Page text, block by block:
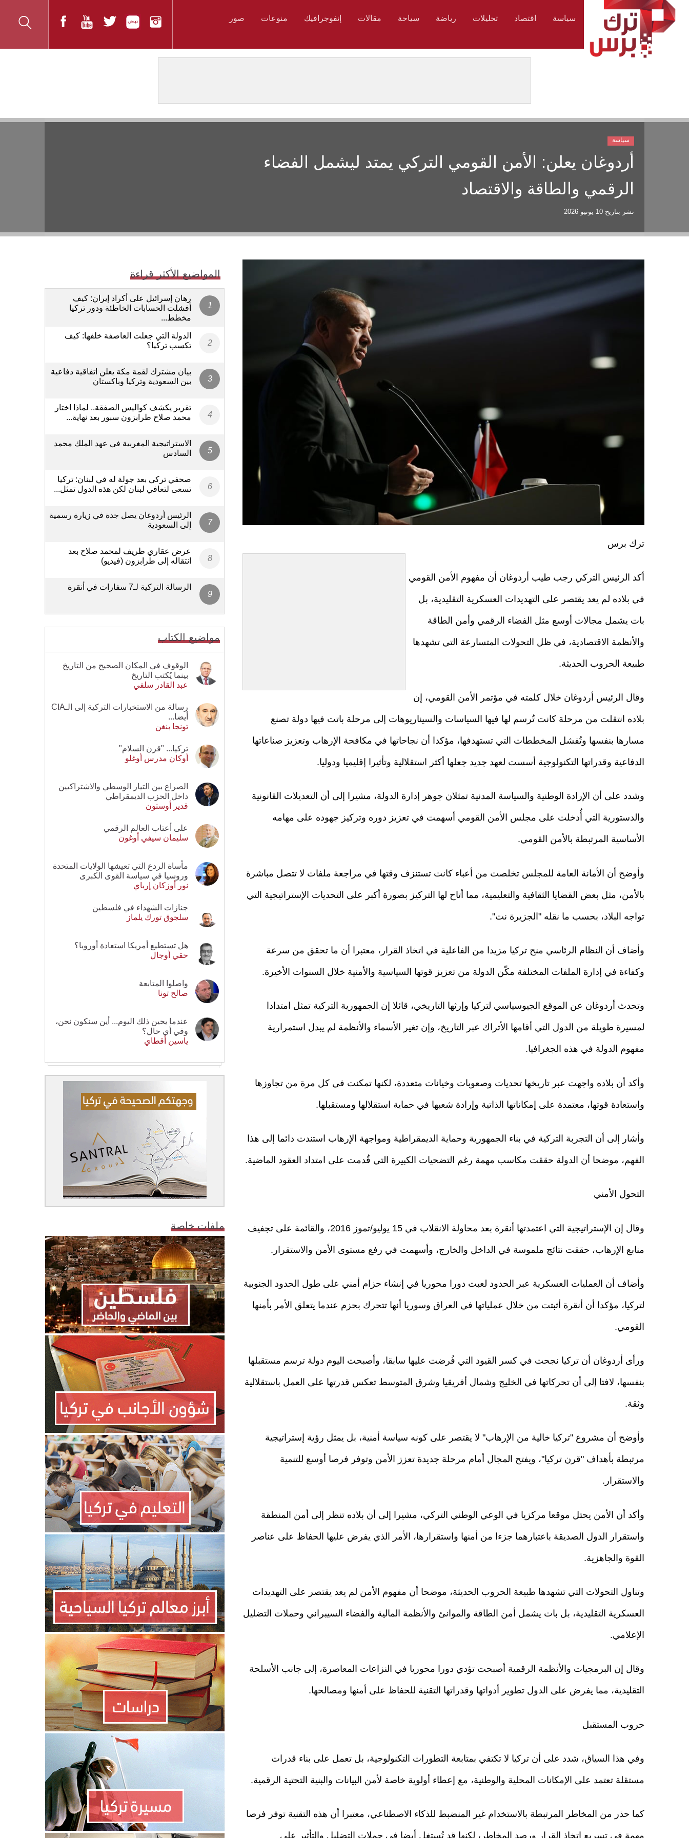
سياسة اقتصاد تحليلات رياضة سياحة مقالات إنفوجرافيك منوعات صور
أردوغان يعلن: الأمن القومي التركي يمتد ليشمل الفضاء
الرقمي والطاقة والاقتصاد
نشر بتاريخ 10 يونيو 2026
سياسة
ترك برس
أكد الرئيس التركي رجب طيب أردوغان أن مفهوم الأمن القومي
في بلاده لم يعد يقتصر على التهديدات العسكرية التقليدية، بل
بات يشمل مجالات أوسع مثل الفضاء الرقمي وأمن الطاقة
والأنظمة الاقتصادية، في ظل التحولات المتسارعة التي تشهدها
طبيعة الحروب الحديثة.
وقال الرئيس أردوغان خلال كلمته في مؤتمر الأمن القومي، إن
بلاده انتقلت من مرحلة كانت تُرسم لها فيها السياسات والسيناريوهات إلى مرحلة باتت فيها دولة تصنع
مسارها بنفسها وتُفشل المخططات التي تستهدفها، مؤكدا أن نجاحاتها في مكافحة الإرهاب وتعزيز صناعاتها
الدفاعية وقدراتها التكنولوجية أسست لعهد جديد جعلها أكثر استقلالية وتأثيرا إقليميا ودوليا.
وشدد على أن الإرادة الوطنية والسياسة المدنية تمثلان جوهر إدارة الدولة، مشيرا إلى أن التعديلات القانونية
والدستورية التي أُدخلت على مجلس الأمن القومي أسهمت في تعزيز دوره وتركيز جهوده على مهامه
الأساسية المرتبطة بالأمن القومي.
وأوضح أن الأمانة العامة للمجلس تخلصت من أعباء كانت تستنزف وقتها في مراجعة ملفات لا تتصل مباشرة
بالأمن، مثل بعض القضايا الثقافية والتعليمية، مما أتاح لها التركيز بصورة أكبر على التحديات الإستراتيجية التي
تواجه البلاد، بحسب ما نقله "الجزيرة نت".
وأضاف أن النظام الرئاسي منح تركيا مزيدا من الفاعلية في اتخاذ القرار، معتبرا أن ما تحقق من سرعة
وكفاءة في إدارة الملفات المختلفة مكّن الدولة من تعزيز قوتها السياسية والأمنية خلال السنوات الأخيرة.
وتحدث أردوغان عن الموقع الجيوسياسي لتركيا وإرثها التاريخي، قائلا إن الجمهورية التركية تمثل امتدادا
لمسيرة طويلة من الدول التي أقامها الأتراك عبر التاريخ، وإن تغير الأسماء والأنظمة لم يبدل استمرارية
مفهوم الدولة في هذه الجغرافيا.
وأكد أن بلاده واجهت عبر تاريخها تحديات وصعوبات وخيانات متعددة، لكنها تمكنت في كل مرة من تجاوزها
واستعادة قوتها، معتمدة على إمكاناتها الذاتية وإرادة شعبها في حماية استقلالها ومستقبلها.
وأشار إلى أن التجربة التركية في بناء الجمهورية وحماية الديمقراطية ومواجهة الإرهاب استندت دائما إلى هذا
الفهم، موضحا أن الدولة حققت مكاسب مهمة رغم التضحيات الكبيرة التي قُدمت على امتداد العقود الماضية.
التحول الأمني
وقال إن الإستراتيجية التي اعتمدتها أنقرة بعد محاولة الانقلاب في 15 يوليو/تموز 2016، والقائمة على تجفيف
منابع الإرهاب، حققت نتائج ملموسة في الداخل والخارج، وأسهمت في رفع مستوى الأمن والاستقرار.
وأضاف أن العمليات العسكرية عبر الحدود لعبت دورا محوريا في إنشاء حزام أمني على طول الحدود الجنوبية
لتركيا، مؤكدا أن أنقرة أثبتت من خلال عملياتها في العراق وسوريا أنها تتحرك بحزم عندما يتعلق الأمر بأمنها
القومي.
ورأى أردوغان أن تركيا نجحت في كسر القيود التي فُرضت عليها سابقا، وأصبحت اليوم دولة ترسم مستقبلها
بنفسها، لافتا إلى أن تحركاتها في الخليج وشمال أفريقيا وشرق المتوسط تعكس قدرتها على العمل باستقلالية
وثقة.
وأوضح أن مشروع "تركيا خالية من الإرهاب" لا يقتصر على كونه سياسة أمنية، بل يمثل رؤية إستراتيجية
مرتبطة بأهداف "قرن تركيا"، ويفتح المجال أمام مرحلة جديدة تعزز الأمن وتوفر فرصا أوسع للتنمية
والاستقرار.
وأكد أن الأمن يحتل موقعا مركزيا في الوعي الوطني التركي، مشيرا إلى أن بلاده تنظر إلى أمن المنطقة
واستقرار الدول الصديقة باعتبارهما جزءا من أمنها واستقرارها، الأمر الذي يفرض عليها الحفاظ على عناصر
القوة والجاهزية.
وتناول التحولات التي تشهدها طبيعة الحروب الحديثة، موضحا أن مفهوم الأمن لم يعد يقتصر على التهديدات
العسكرية التقليدية، بل بات يشمل أمن الطاقة والموانئ والأنظمة المالية والفضاء السيبراني وحملات التضليل
الإعلامي.
وقال إن البرمجيات والأنظمة الرقمية أصبحت تؤدي دورا محوريا في النزاعات المعاصرة، إلى جانب الأسلحة
التقليدية، مما يفرض على الدول تطوير أدواتها وقدراتها التقنية للحفاظ على أمنها ومصالحها.
حروب المستقبل
وفي هذا السياق، شدد على أن تركيا لا تكتفي بمتابعة التطورات التكنولوجية، بل تعمل على بناء قدرات
مستقلة تعتمد على الإمكانات المحلية والوطنية، مع إعطاء أولوية خاصة لأمن البيانات والبنية التحتية الرقمية.
كما حذر من المخاطر المرتبطة بالاستخدام غير المنضبط للذكاء الاصطناعي، معتبرا أن هذه التقنية توفر فرصا
مهمة في تسريع اتخاذ القرار ورصد المخاطر، لكنها قد تُستغل أيضا في حملات التضليل والتأثير على
المواضيع الأكثر قراءة
رهان إسرائيل على أكراد إيران: كيف
أفشلت الحسابات الخاطئة ودور تركيا
مخطط...
الدولة التي جعلت العاصفة خلفها: كيف
تكسب تركيا؟
بيان مشترك لقمة مكة يعلن اتفاقية دفاعية
بين السعودية وتركيا وباكستان
تقرير يكشف كواليس الصفقة.. لماذا اختار
محمد صلاح طرابزون سبور بعد نهاية...
الاستراتيجية المغربية في عهد الملك محمد
السادس
صحفي تركي بعد جولة له في لبنان: تركيا
تسعى لتعافي لبنان لكن هذه الدول تمثل...
الرئيس أردوغان يصل جدة في زيارة رسمية
إلى السعودية
عرض عقاري طريف لمحمد صلاح بعد
انتقاله إلى طرابزون (فيديو)
الرسالة التركية لـ7 سفارات في أنقرة
مواضيع الكتاب
الوقوف في المكان الصحيح من التاريخ
بينما يُكتب التاريخ
عبد القادر سلفي
رسالة من الاستخبارات التركية إلى الـCIA
أيضا...
تونجا بنغن
تركيا... "قرن السلام"
أوكان مدرس أوغلو
الصراع بين التيار الوسطي والاشتراكيين
داخل الحزب الديمقراطي
قدير أوستون
على أعتاب العالم الرقمي
سليمان سيفي أوغون
مأساة الردع التي تعيشها الولايات المتحدة
وروسيا في سياسة القوى الكبرى
نور أوزكان إرباي
جنازات الشهداء في فلسطين
سلجوق تورك يلماز
هل تستطيع أمريكا استعادة أوروبا؟
حقي أوجال
واصلوا المتابعة
صالح تونا
عندما يحين ذلك اليوم... أين سنكون نحن،
وفي أي حال؟
ياسين أقطاي
ملفات خاصة